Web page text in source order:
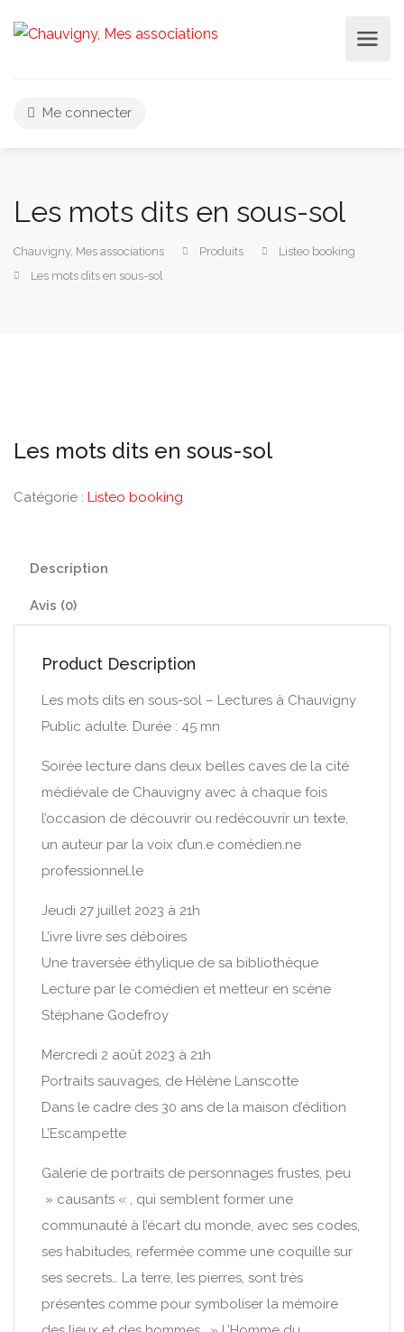
Me connecter
Les mots dits en sous-sol
Chauvigny, Mes associations Produits
Listeo booking
Les mots dits en sous-sol
Les mots dits en sous-sol
Catégorie : Listeo booking
Description
Avis (0)
Product Description
Les mots dits en sous-sol – Lectures à Chauvigny
Public adulte. Durée : 45 mn
Soirée lecture dans deux belles caves de la cité
médiévale de Chauvigny avec à chaque fois
l’occasion de découvrir ou redécouvrir un texte,
un auteur par la voix d’un.e comédien.ne
professionnel.le
Jeudi 27 juillet 2023 à 21h
L’ivre livre ses déboires
Une traversée éthylique de sa bibliothèque
Lecture par le comédien et metteur en scène
Stéphane Godefroy
Mercredi 2 août 2023 à 21h
Portraits sauvages, de Hélène Lanscotte
Dans le cadre des 30 ans de la maison d’édition
L’Escampette
Galerie de portraits de personnages frustes, peu
» causants « , qui semblent former une
communauté à l’écart du monde, avec ses codes,
ses habitudes, refermée comme une coquille sur
ses secrets… La terre, les pierres, sont très
présentes comme pour symboliser la mémoire